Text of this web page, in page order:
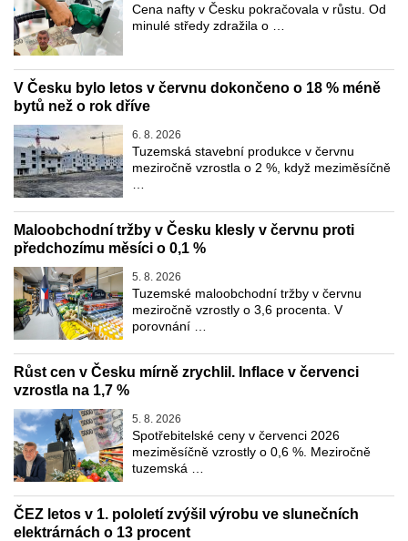
Cena nafty v Česku pokračovala v růstu. Od
minulé středy zdražila o …
V Česku bylo letos v červnu dokončeno o 18 % méně
bytů než o rok dříve
6. 8. 2026
Tuzemská stavební produkce v červnu
meziročně vzrostla o 2 %, když meziměsíčně
Maloobchodní tržby v Česku klesly v červnu proti
předchozímu měsíci o 0,1 %
5. 8. 2026
Tuzemské maloobchodní tržby v červnu
meziročně vzrostly o 3,6 procenta. V
porovnání …
Růst cen v Česku mírně zrychlil. Inflace v červenci
vzrostla na 1,7 %
5. 8. 2026
Spotřebitelské ceny v červenci 2026
meziměsíčně vzrostly o 0,6 %. Meziročně
tuzemská …
ČEZ letos v 1. pololetí zvýšil výrobu ve slunečních
elektrárnách o 13 procent